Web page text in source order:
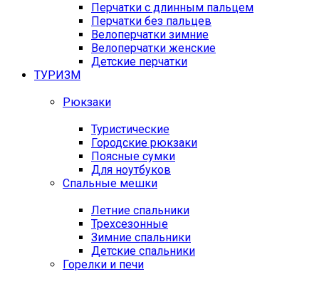
Перчатки с длинным пальцем
Перчатки без пальцев
Велоперчатки зимние
Велоперчатки женские
Детские перчатки
ТУРИЗМ
Рюкзаки
Туристические
Городские рюкзаки
Поясные сумки
Для ноутбуков
Спальные мешки
Летние спальники
Трехсезонные
Зимние спальники
Детские спальники
Горелки и печи